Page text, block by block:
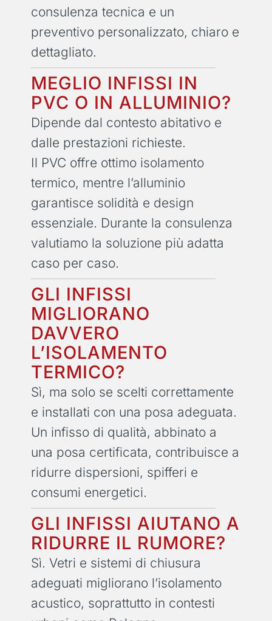
consulenza tecnica e un
preventivo personalizzato, chiaro e
dettagliato.
MEGLIO INFISSI IN
PVC O IN ALLUMINIO?
Dipende dal contesto abitativo e
dalle prestazioni richieste.
Il PVC offre ottimo isolamento
termico, mentre l’alluminio
garantisce solidità e design
essenziale. Durante la consulenza
valutiamo la soluzione più adatta
caso per caso.
GLI INFISSI
MIGLIORANO
DAVVERO
L’ISOLAMENTO
TERMICO?
Sì, ma solo se scelti correttamente
e installati con una posa adeguata.
Un infisso di qualità, abbinato a
una posa certificata, contribuisce a
ridurre dispersioni, spifferi e
consumi energetici.
GLI INFISSI AIUTANO A
RIDURRE IL RUMORE?
Sì. Vetri e sistemi di chiusura
adeguati migliorano l’isolamento
acustico, soprattutto in contesti